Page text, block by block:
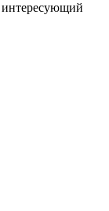
интересующий